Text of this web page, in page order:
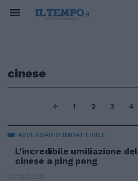
cinese
1 2 3 4
AVVERSARIO IMBATTIBILE
L'incredibile umiliazione del
cinese a ping pong
17/10/2020